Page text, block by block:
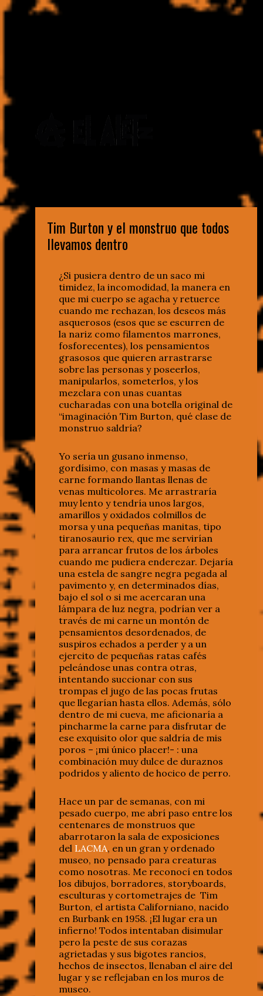
Tim Burton y el monstruo que todos
llevamos dentro
¿Si pusiera dentro de un saco mi
timidez, la incomodidad, la manera en
que mi cuerpo se agacha y retuerce
cuando me rechazan, los deseos más
asquerosos (esos que se escurren de
la nariz como filamentos marrones,
fosforecentes), los pensamientos
grasosos que quieren arrastrarse
sobre las personas y poseerlos,
manipularlos, someterlos, y los
mezclara con unas cuantas
cucharadas con una botella original de
“imaginación Tim Burton, qué clase de
monstruo saldría?
Yo sería un gusano inmenso,
gordísimo, con masas y masas de
carne formando llantas llenas de
venas multicolores. Me arrastraría
muy lento y tendría unos largos,
amarillos y oxidados colmillos de
morsa y una pequeñas manitas, tipo
tiranosaurio rex, que me servirían
para arrancar frutos de los árboles
cuando me pudiera enderezar. Dejaría
una estela de sangre negra pegada al
pavimento y, en determinados días,
bajo el sol o si me acercaran una
lámpara de luz negra, podrían ver a
través de mi carne un montón de
pensamientos desordenados, de
suspiros echados a perder y a un
ejercito de pequeñas ratas cafés
peleándose unas contra otras,
intentando succionar con sus
trompas el jugo de las pocas frutas
que llegarían hasta ellos. Además, sólo
dentro de mi cueva, me aficionaría a
pincharme la carne para disfrutar de
ese exquisito olor que saldría de mis
poros – ¡mi único placer!- : una
combinación muy dulce de duraznos
podridos y aliento de hocico de perro.
Hace un par de semanas, con mi
pesado cuerpo, me abrí paso entre los
centenares de monstruos que
abarrotaron la sala de exposiciones
del LACMA, en un gran y ordenado
museo, no pensado para creaturas
como nosotras. Me reconocí en todos
los dibujos, borradores, storyboards,
esculturas y cortometrajes de Tim
Burton, el artista Californiano, nacido
en Burbank en 1958. ¡El lugar era un
infierno! Todos intentaban disimular
pero la peste de sus corazas
agrietadas y sus bigotes rancios,
hechos de insectos, llenaban el aire del
lugar y se reflejaban en los muros de
museo.